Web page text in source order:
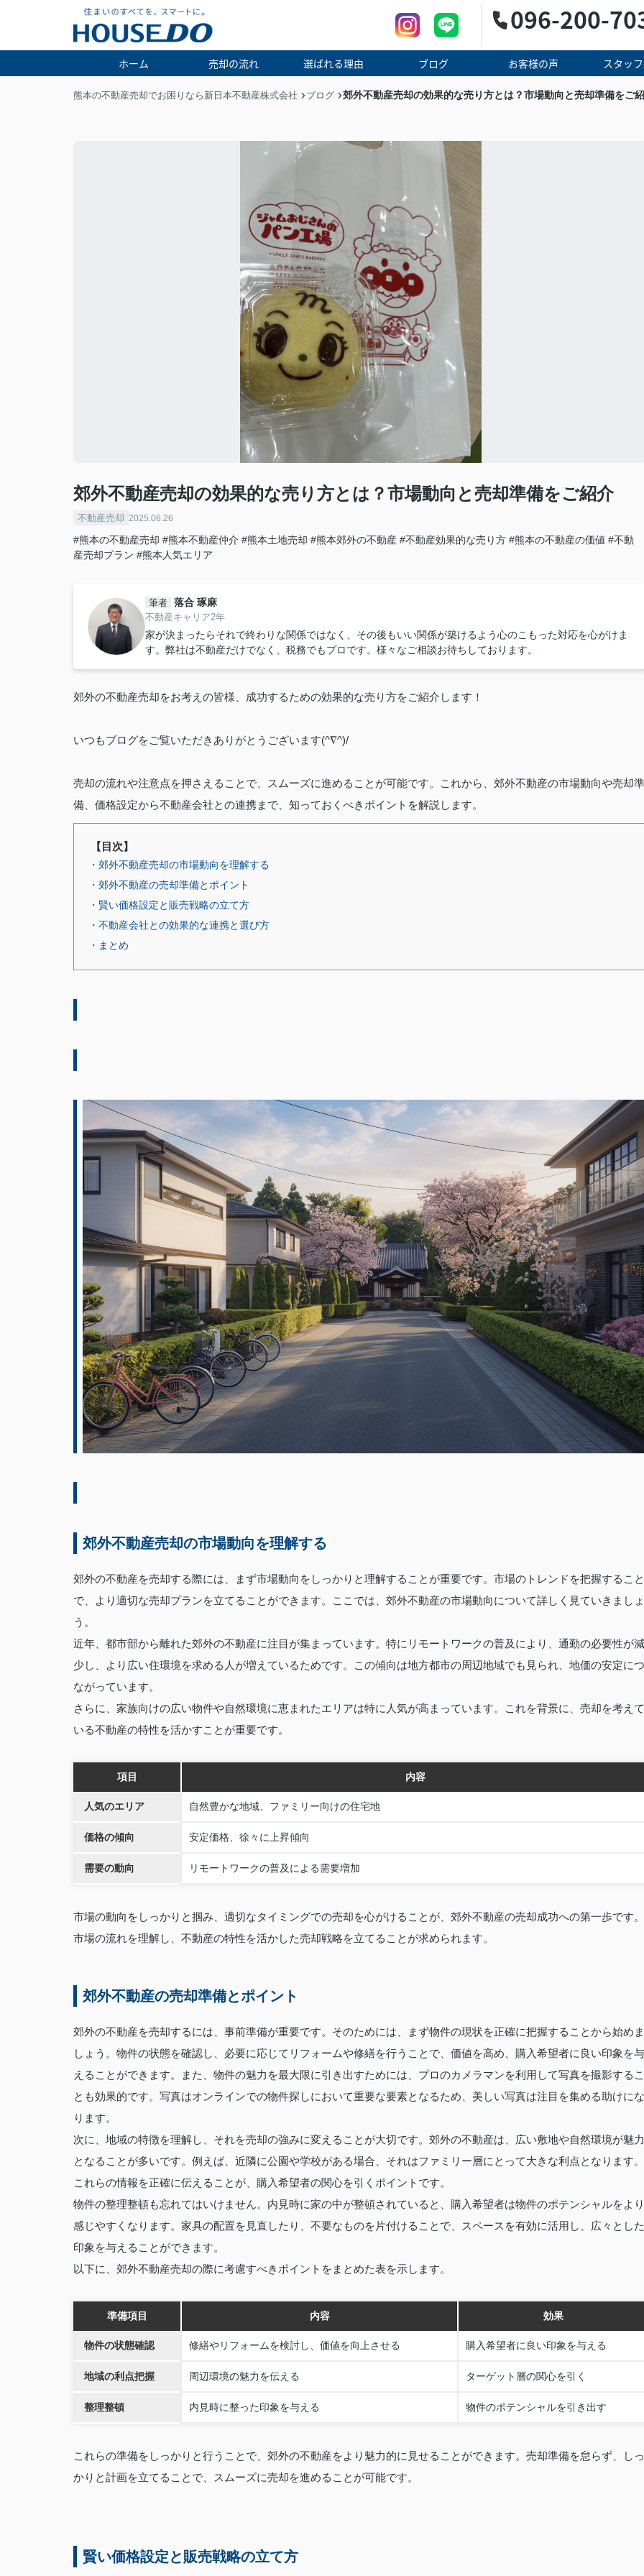
096-200-
ホーム 売却の流れ 選ばれる理由 ブログ お客様の声 スタッ
熊本の不動産売却でお困りなら新日本不動産株式会社 ブログ 郊外不動産売却の効果的な売り方とは？市場動向と売却準備をご
郊外不動産売却の効果的な売り方とは？市場動向と売却準備をご紹介
不動産売却 2025.06.26
#熊本の不動産売却 #熊本不動産仲介 #熊本土地売却 #熊本郊外の不動産 #不動産効果的な売り方 #熊本の不動産の価値 #不動
産売却プラン #熊本人気エリア
筆者 落合 琢麻
不動産キャリア2年
家が決まったらそれで終わりな関係ではなく、その後もいい関係が築けるよう心のこもった対応を心がけま
す。弊社は不動産だけでなく、税務でもプロです。様々なご相談お待ちしております。
郊外の不動産売却をお考えの皆様、成功するための効果的な売り方をご紹介します！
いつもブログをご覧いただきありがとうございます(^∇^)/
売却の流れや注意点を押さえることで、スムーズに進めることが可能です。これから、郊外不動産の市場動向や売却準
備、価格設定から不動産会社との連携まで、知っておくべきポイントを解説します。
【目次】
・郊外不動産売却の市場動向を理解する
・郊外不動産の売却準備とポイント
・賢い価格設定と販売戦略の立て方
・不動産会社との効果的な連携と選び方
・まとめ
郊外不動産売却の市場動向を理解する
郊外の不動産を売却する際には、まず市場動向をしっかりと理解することが重要です。市場のトレンドを把握すること
で、より適切な売却プランを立てることができます。ここでは、郊外不動産の市場動向について詳しく見ていきましょ
う。
近年、都市部から離れた郊外の不動産に注目が集まっています。特にリモートワークの普及により、通勤の必要性が減
少し、より広い住環境を求める人が増えているためです。この傾向は地方都市の周辺地域でも見られ、地価の安定につ
ながっています。
さらに、家族向けの広い物件や自然環境に恵まれたエリアは特に人気が高まっています。これを背景に、売却を考えて
いる不動産の特性を活かすことが重要です。
項目 内容
人気のエリア 自然豊かな地域、ファミリー向けの住宅地
価格の傾向 安定価格、徐々に上昇傾向
需要の動向 リモートワークの普及による需要増加
市場の動向をしっかりと掴み、適切なタイミングでの売却を心がけることが、郊外不動産の売却成功への第一歩です。
市場の流れを理解し、不動産の特性を活かした売却戦略を立てることが求められます。
郊外不動産の売却準備とポイント
郊外の不動産を売却するには、事前準備が重要です。そのためには、まず物件の現状を正確に把握することから始めま
しょう。物件の状態を確認し、必要に応じてリフォームや修繕を行うことで、価値を高め、購入希望者に良い印象を与
えることができます。また、物件の魅力を最大限に引き出すためには、プロのカメラマンを利用して写真を撮影するこ
とも効果的です。写真はオンラインでの物件探しにおいて重要な要素となるため、美しい写真は注目を集める助けにな
ります。
次に、地域の特徴を理解し、それを売却の強みに変えることが大切です。郊外の不動産は、広い敷地や自然環境が魅力
となることが多いです。例えば、近隣に公園や学校がある場合、それはファミリー層にとって大きな利点となります。
これらの情報を正確に伝えることが、購入希望者の関心を引くポイントです。
物件の整理整頓も忘れてはいけません。内見時に家の中が整頓されていると、購入希望者は物件のポテンシャルをより
感じやすくなります。家具の配置を見直したり、不要なものを片付けることで、スペースを有効に活用し、広々とした
印象を与えることができます。
以下に、郊外不動産売却の際に考慮すべきポイントをまとめた表を示します。
準備項目 内容 効果
物件の状態確認 修繕やリフォームを検討し、価値を向上させる 購入希望者に良い印象を与える
地域の利点把握 周辺環境の魅力を伝える ターゲット層の関心を引く
整理整頓 内見時に整った印象を与える 物件のポテンシャルを引き出す
これらの準備をしっかりと行うことで、郊外の不動産をより魅力的に見せることができます。売却準備を怠らず、しっ
かりと計画を立てることで、スムーズに売却を進めることが可能です。
賢い価格設定と販売戦略の立て方